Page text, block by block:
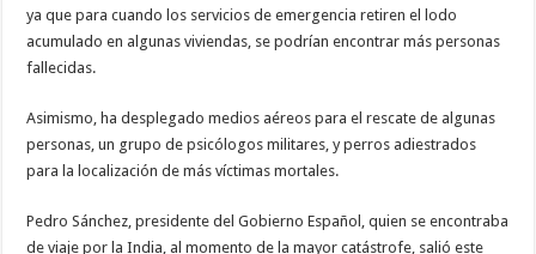
ya que para cuando los servicios de emergencia retiren el lodo
acumulado en algunas viviendas, se podrían encontrar más personas
fallecidas.
Asimismo, ha desplegado medios aéreos para el rescate de algunas
personas, un grupo de psicólogos militares, y perros adiestrados
para la localización de más víctimas mortales.
Pedro Sánchez, presidente del Gobierno Español, quien se encontraba
de viaje por la India, al momento de la mayor catástrofe, salió este